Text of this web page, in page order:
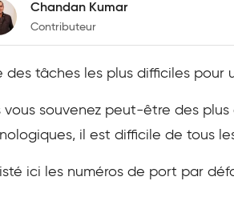
Chandan Kumar
Contributeur
des tâches les plus difficiles
vous souvenez peut-être des plus
il est difficile de tous
ici les numéros de port par